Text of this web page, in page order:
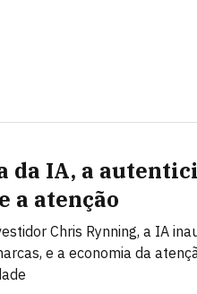
da IA, a
a atenção
Chris Rynning, a IA
e a economia da